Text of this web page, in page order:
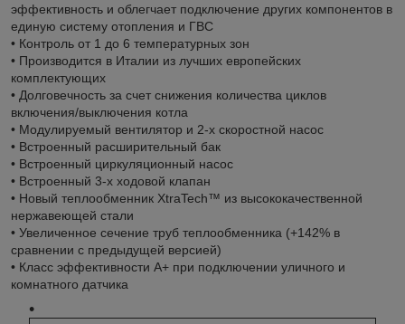
эффективность и облегчает подключение других компонентов в
единую систему отопления и ГВС
• Контроль от 1 до 6 температурных зон
• Производится в Италии из лучших европейских
комплектующих
• Долговечность за счет снижения количества циклов
включения/выключения котла
• Модулируемый вентилятор и 2-х скоростной насос
• Встроенный расширительный бак
• Встроенный циркуляционный насос
• Встроенный 3-х ходовой клапан
• Новый теплообменник XtraTech™ из высококачественной
нержавеющей стали
• Увеличенное сечение труб теплообменника (+142% в
сравнении с предыдущей версией)
• Класс эффективности А+ при подключении уличного и
комнатного датчика